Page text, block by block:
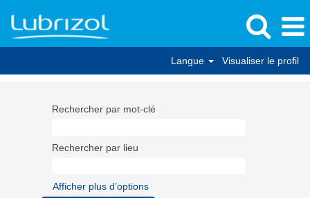
Langue Visualiser le profil
Rechercher par mot-clé
Rechercher par lieu
Afficher plus d’options